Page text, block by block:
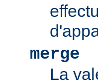
merge
La